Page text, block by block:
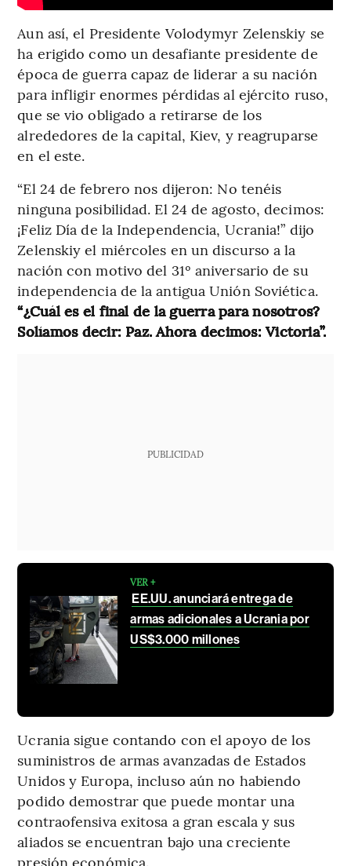
Aun así, el Presidente Volodymyr Zelenskiy se
ha erigido como un desafiante presidente de
época de guerra capaz de liderar a su nación
para infligir enormes pérdidas al ejército ruso,
que se vio obligado a retirarse de los
alrededores de la capital, Kiev, y reagruparse
en el este.
“El 24 de febrero nos dijeron: No tenéis
ninguna posibilidad. El 24 de agosto, decimos:
¡Feliz Día de la Independencia, Ucrania!” dijo
Zelenskiy el miércoles en un discurso a la
nación con motivo del 31º aniversario de su
independencia de la antigua Unión Soviética.
“¿Cuál es el final de la guerra para nosotros?
Solíamos decir: Paz. Ahora decimos: Victoria”.
PUBLICIDAD
VER +
EE.UU. anunciará entrega de
armas adicionales a Ucrania por
US$3.000 millones
Ucrania sigue contando con el apoyo de los
suministros de armas avanzadas de Estados
Unidos y Europa, incluso aún no habiendo
podido demostrar que puede montar una
contraofensiva exitosa a gran escala y sus
aliados se encuentran bajo una creciente
presión económica.